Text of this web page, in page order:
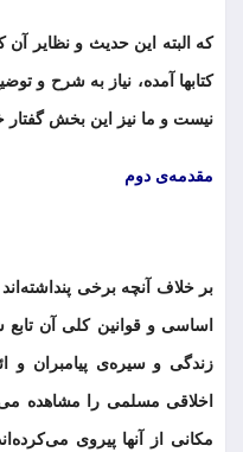
که البته این حدیث و نظایر
کتابها آمده، نیاز به شرح و
نیست و ما نیز این بخش گفتار
مقدمه‌ی دوم
بر خلاف آنچه برخی
اساسی و قوانین کلی آن
زندگی و سیره‌ی پیامبران و
اخلاقی مسلمی را مشاهده
مکانی از آنها پیروی